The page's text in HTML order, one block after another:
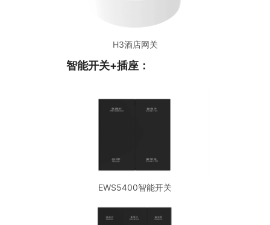
H3酒店网关
智能开关+插座：
EWS5400智能开关